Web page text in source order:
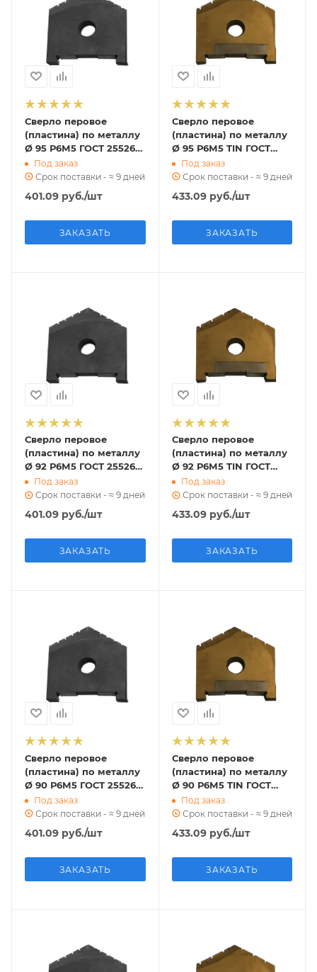
Сверло перовое
(пластина) по металлу
Ø 95 Р6М5 ГОСТ 25526-
82 (2000-1263)
Под заказ
Срок поставки - ≈ 9 дней
401.09 руб./шт
ЗАКАЗАТЬ
Сверло перовое
(пластина) по металлу
Ø 95 Р6М5 TIN ГОСТ
25526-82 (2000-1263)
Под заказ
Срок поставки - ≈ 9 дней
433.09руб./шт
ЗАКАЗАТЬ
Сверло перовое
(пластина) по металлу
Ø 92 Р6М5 ГОСТ 25526-
82 (2000-1262)
Под заказ
Срок поставки - ≈ 9 дней
401.09 руб./шт
ЗАКАЗАТЬ
Сверло перовое
(пластина) по металлу
Ø 92 Р6М5 TIN ГОСТ
25526-82 (2000-1262)
Под заказ
Срок поставки - ≈ 9 дней
433.09руб./шт
ЗАКАЗАТЬ
Сверло перовое
(пластина) по металлу
Ø 90 Р6М5 ГОСТ 25526-
82 (2000-1261)
Под заказ
Срок поставки - ≈ 9 дней
401.09 руб./шт
ЗАКАЗАТЬ
Сверло перовое
(пластина) по металлу
Ø 90 Р6М5 TIN ГОСТ
25526-82 (2000-1261)
Под заказ
Срок поставки - ≈ 9 дней
433.09руб./шт
ЗАКАЗАТЬ